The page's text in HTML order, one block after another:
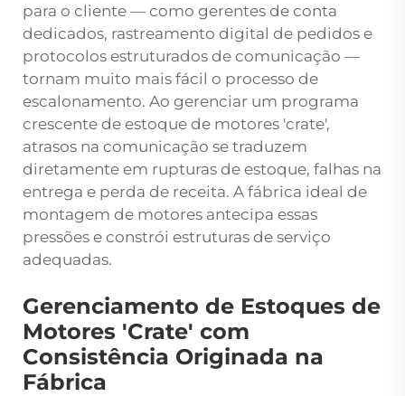
para o cliente — como gerentes de conta
dedicados, rastreamento digital de pedidos e
protocolos estruturados de comunicação —
tornam muito mais fácil o processo de
escalonamento. Ao gerenciar um programa
crescente de estoque de motores 'crate',
atrasos na comunicação se traduzem
diretamente em rupturas de estoque, falhas na
entrega e perda de receita. A fábrica ideal de
montagem de motores antecipa essas
pressões e constrói estruturas de serviço
adequadas.
Gerenciamento de Estoques de
Motores 'Crate' com
Consistência Originada na
Fábrica